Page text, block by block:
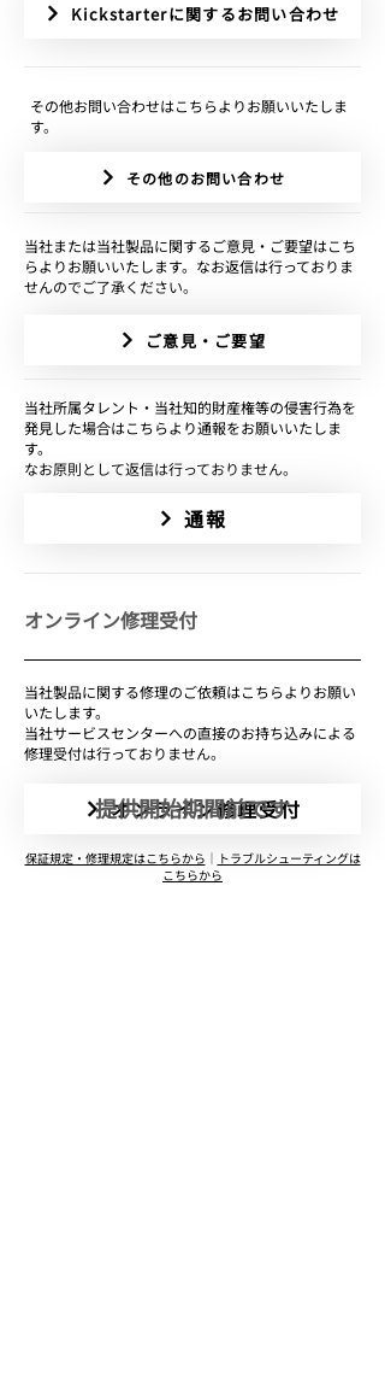
Kickstarterに関するお問い合わせ
その他お問い合わせはこちらよりお願いいたしま
す。
その他のお問い合わせ
当社または当社製品に関するご意見・ご要望はこち
らよりお願いいたします。なお返信は行っておりま
せんのでご了承ください。
ご意見・ご要望
当社所属タレント・当社知的財産権等の侵害行為を
発見した場合はこちらより通報をお願いいたしま
す。
なお原則として返信は行っておりません。
通報
​オンライン修理受付
​当社製品に関する修理のご依頼はこちらよりお願い
いたします。
当社サービスセンターへの直接のお持ち込みによる
修理受付は行っておりません。
オンライン修理受付
提供開始期間前です
保証規定・修理規定はこちらから ｜ トラブルシューティングは
こちらから